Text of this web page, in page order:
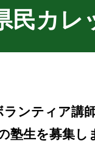
民カレ
ンティア講
塾生を募集し